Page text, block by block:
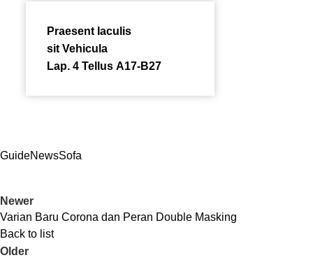
Praesent Iaculis
sit Vehicula
Lap. 4 Tellus A17-B27
GuideNewsSofa
Newer
Varian Baru Corona dan Peran Double Masking
Back to list
Older